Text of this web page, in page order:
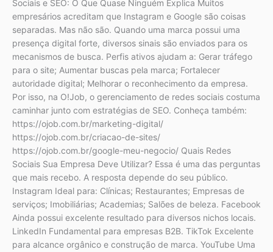
Sociais e SEO: O Que Quase Ninguém Explica Muitos
empresários acreditam que Instagram e Google são coisas
separadas. Mas não são. Quando uma marca possui uma
presença digital forte, diversos sinais são enviados para os
mecanismos de busca. Perfis ativos ajudam a: Gerar tráfego
para o site; Aumentar buscas pela marca; Fortalecer
autoridade digital; Melhorar o reconhecimento da empresa.
Por isso, na O!Job, o gerenciamento de redes sociais costuma
caminhar junto com estratégias de SEO. Conheça também:
https://ojob.com.br/marketing-digital/
https://ojob.com.br/criacao-de-sites/
https://ojob.com.br/google-meu-negocio/ Quais Redes
Sociais Sua Empresa Deve Utilizar? Essa é uma das perguntas
que mais recebo. A resposta depende do seu público.
Instagram Ideal para: Clínicas; Restaurantes; Empresas de
serviços; Imobiliárias; Academias; Salões de beleza. Facebook
Ainda possui excelente resultado para diversos nichos locais.
LinkedIn Fundamental para empresas B2B. TikTok Excelente
para alcance orgânico e construção de marca. YouTube Uma